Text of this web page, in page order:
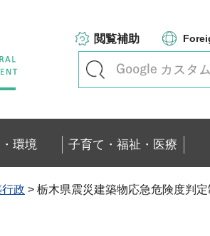
閲覧補助
環境 子育て・福祉・医療
政 > 栃木県震災建築物応急危険度判